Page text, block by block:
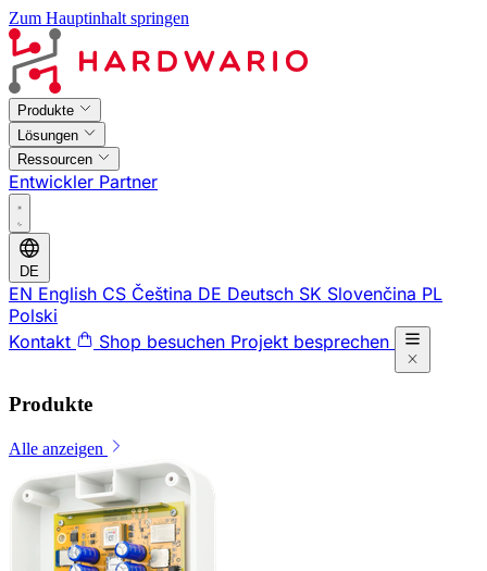
Zum Hauptinhalt springen
Produkte
Lösungen
Ressourcen
Entwickler Partner
DE
EN English CS Čeština DE Deutsch SK Slovenčina PL
Polski
Kontakt
Shop besuchen Projekt besprechen
Produkte
Alle anzeigen